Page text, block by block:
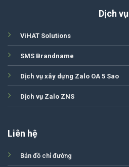
Dịch vụ
ViHAT Solutions
SMS Brandname
Dịch vụ xây dựng Zalo OA 5 Sao
Dịch vụ Zalo ZNS
Liên hệ
Bản đồ chỉ đường